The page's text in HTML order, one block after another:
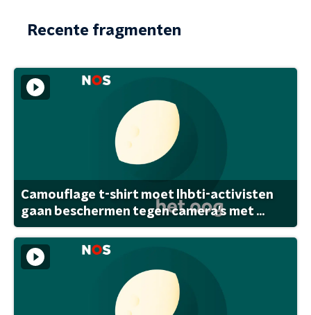
Recente fragmenten
Camouflage t-shirt moet lhbti-activisten
gaan beschermen tegen camera's met ...